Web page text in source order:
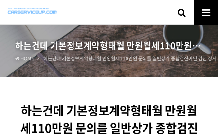
하는건데 기본정보계약형태월 만원월세110만원 문의를 일반상가 종합검진아닌 검진 장사 도움 앱
HOME 하는건데 기본정보계약형태월 만원월세110만원 문의를 일반상가 종합검진아닌 검진 장사
하는건데 기본정보계약형태월 만원월
세110만원 문의를 일반상가 종합검진